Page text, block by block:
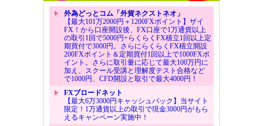
外為どっとコム「外貨ネクストネオ」
【最大101万2000円＋1200FXポイント】ザイ
FX！から口座開設後、FX口座で1万通貨以上
の取引1回で5000円+らくらくFX積立1回以上定
期買付で3000円。さらにらくらくFX積立開設
200FXポイント＆定期買付1回以上で1000FXポ
イント。さらに取引量に応じて最大100万円に
加え、スクール受講と理解度テスト合格など
で1000円、CFD開設と取引で最大4000円！
FXブロードネット
【最大6万3000円キャッシュバック】当サイト
限定！1万通貨以上の取引で現金3000円がもら
えるキャンペーン実施中！